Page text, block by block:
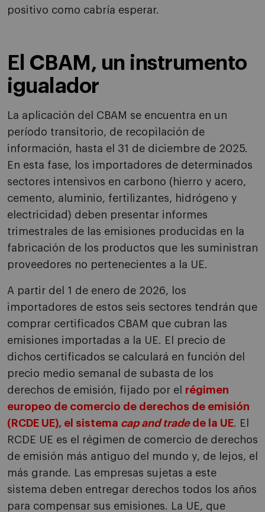
positivo como cabría esperar.
El CBAM, un instrumento
igualador
La aplicación del CBAM se encuentra en un
período transitorio, de recopilación de
información, hasta el 31 de diciembre de 2025.
En esta fase, los importadores de determinados
sectores intensivos en carbono (hierro y acero,
cemento, aluminio, fertilizantes, hidrógeno y
electricidad) deben presentar informes
trimestrales de las emisiones producidas en la
fabricación de los productos que les suministran
proveedores no pertenecientes a la UE.
A partir del 1 de enero de 2026, los
importadores de estos seis sectores tendrán que
comprar certificados CBAM que cubran las
emisiones importadas a la UE. El precio de
dichos certificados se calculará en función del
precio medio semanal de subasta de los
derechos de emisión, fijado por el régimen
europeo de comercio de derechos de emisión
(RCDE UE), el sistema cap and tradede la UE. El
RCDE UE es el régimen de comercio de derechos
de emisión más antiguo del mundo y, de lejos, el
más grande. Las empresas sujetas a este
sistema deben entregar derechos todos los años
para compensar sus emisiones. La UE, que